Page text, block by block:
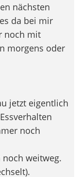
nächsten
da bei mir
noch mit
morgens oder
jetzt eigentlich
noch
noch weitweg.